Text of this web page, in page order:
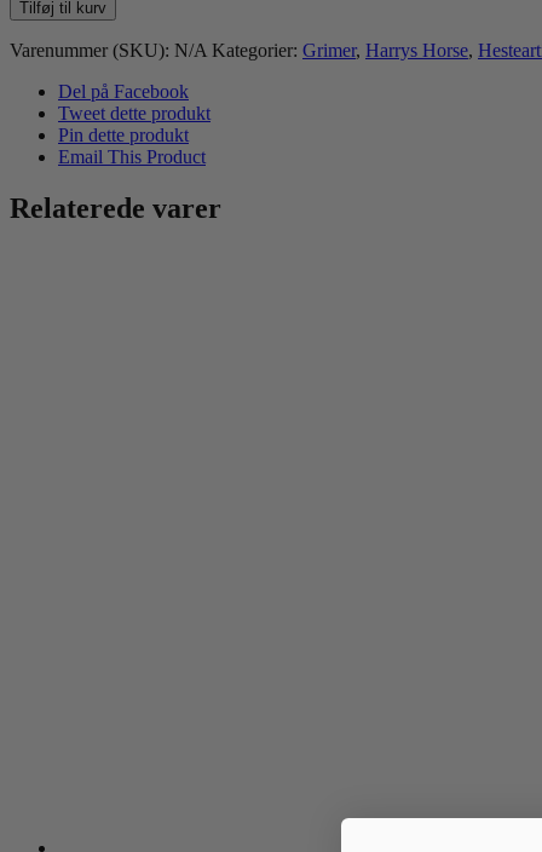
Lædergrime
Finesse
antal
Tilføj til kurv
Varenummer (SKU): N/A Kategorier: Grimer, Harrys Horse,
Del på Facebook
Tweet dette produkt
Pin dette produkt
Email This Product
Relaterede varer